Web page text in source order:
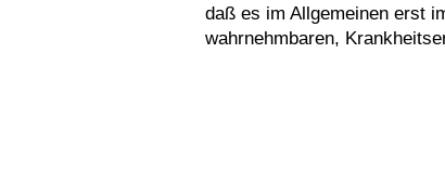
daß es im Allgemeinen erst
wahrnehmbaren,